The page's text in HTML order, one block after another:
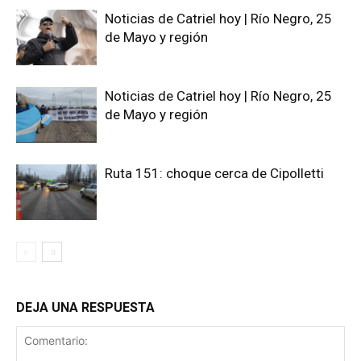
Noticias de Catriel hoy | Río Negro, 25
de Mayo y región
Noticias de Catriel hoy | Río Negro, 25
de Mayo y región
Ruta 151: choque cerca de Cipolletti
DEJA UNA RESPUESTA